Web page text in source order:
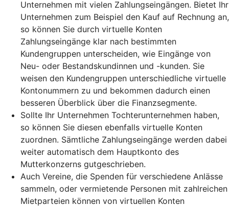
Unternehmen mit vielen Zahlungseingängen. Bietet Ihr
Unternehmen zum Beispiel den Kauf auf Rechnung an,
so können Sie durch virtuelle Konten
Zahlungseingänge klar nach bestimmten
Kundengruppen unterscheiden, wie Eingänge von
Neu- oder Bestandskundinnen und -kunden. Sie
weisen den Kundengruppen unterschiedliche virtuelle
Kontonummern zu und bekommen dadurch einen
besseren Überblick über die Finanzsegmente.
Sollte Ihr Unternehmen Tochterunternehmen haben,
so können Sie diesen ebenfalls virtuelle Konten
zuordnen. Sämtliche Zahlungseingänge werden dabei
weiter automatisch dem Hauptkonto des
Mutterkonzerns gutgeschrieben.
Auch Vereine, die Spenden für verschiedene Anlässe
sammeln, oder vermietende Personen mit zahlreichen
Mietparteien können von virtuellen Konten